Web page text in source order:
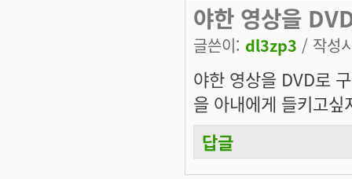
야한 영상을
글쓴이: dl3zp3 / 작성
야한 영상을 DVD로
을 아내에게 들키고싶
답글